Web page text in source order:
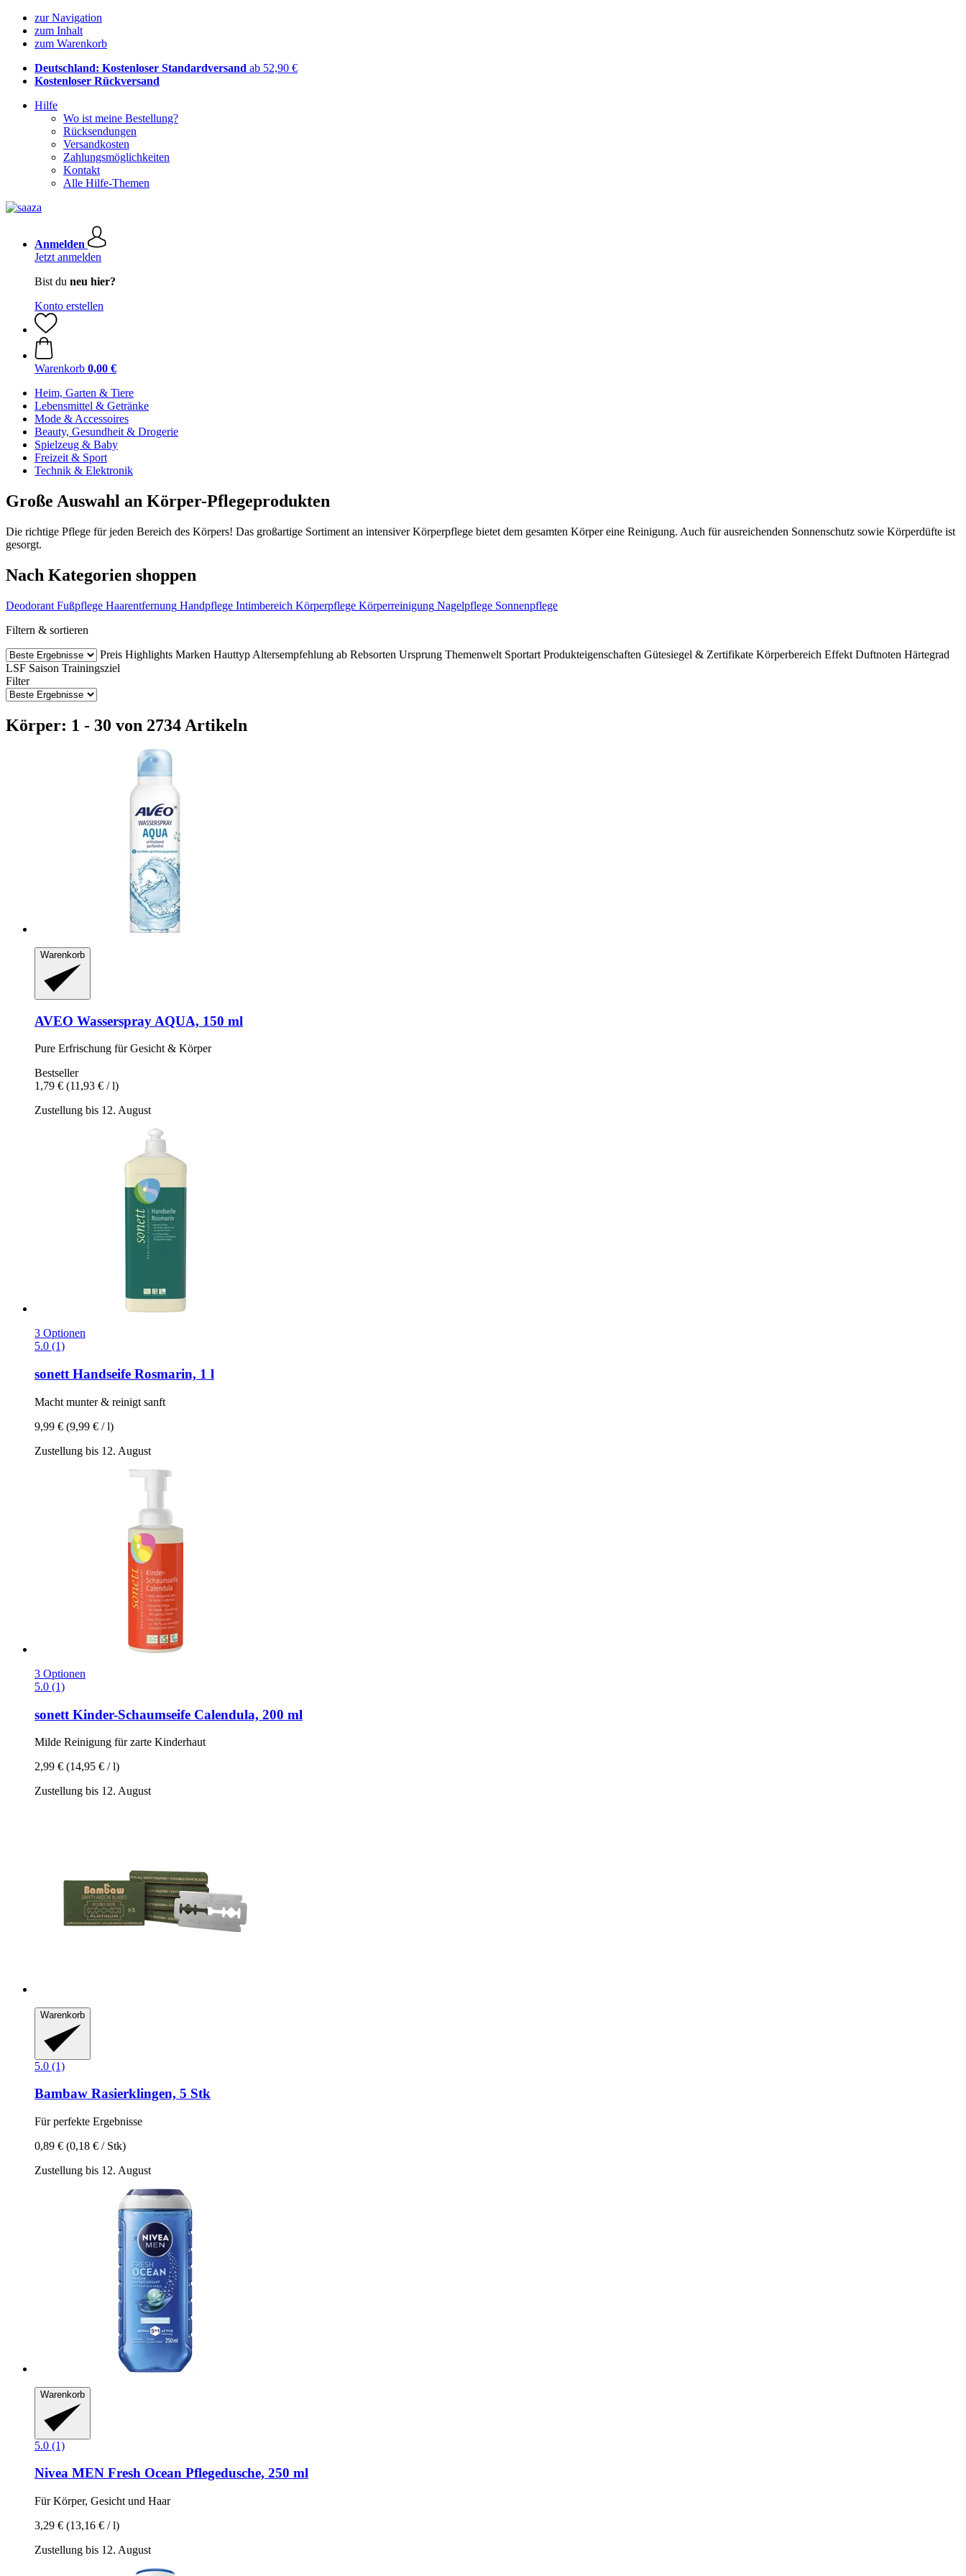
zur Navigation
zum Inhalt
zum Warenkorb
Deutschland: Kostenloser Standardversand ab 52,90 €
Kostenloser Rückversand
Hilfe
Wo ist meine Bestellung?
Rücksendungen
Versandkosten
Zahlungsmöglichkeiten
Kontakt
Alle Hilfe-Themen
Anmelden
Jetzt anmelden
Bist du neu hier?
Konto erstellen
Warenkorb 0,00 €
Heim, Garten & Tiere
Lebensmittel & Getränke
Mode & Accessoires
Beauty, Gesundheit & Drogerie
Spielzeug & Baby
Freizeit & Sport
Technik & Elektronik
Große Auswahl an Körper-Pflegeprodukten
Die richtige Pflege für jeden Bereich des Körpers! Das großartige Sortiment an intensiver Körperpflege bietet dem gesamten Körper eine Reinigung. Auch für ausreichenden Sonnenschutz sowie Körperdüfte ist
gesorgt.
Nach Kategorien shoppen
Deodorant Fußpflege Haarentfernung Handpflege Intimbereich Körperpflege Körperreinigung Nagelpflege Sonnenpflege
Filtern & sortieren
Preis Highlights Marken Hauttyp Altersempfehlung ab Rebsorten Ursprung Themenwelt Sportart Produkteigenschaften Gütesiegel & Zertifikate Körperbereich Effekt Duftnoten Härtegrad
LSF Saison Trainingsziel
Filter
Körper: 1 - 30 von 2734 Artikeln
Warenkorb
AVEO Wasserspray AQUA, 150 ml
Pure Erfrischung für Gesicht & Körper
Bestseller
1,79 € (11,93 € / l)
Zustellung bis 12. August
3 Optionen
5.0 (1)
sonett Handseife Rosmarin, 1 l
Macht munter & reinigt sanft
9,99 € (9,99 € / l)
Zustellung bis 12. August
3 Optionen
5.0 (1)
sonett Kinder-​Schaumseife Calendula, 200 ml
Milde Reinigung für zarte Kinderhaut
2,99 € (14,95 € / l)
Zustellung bis 12. August
Warenkorb
5.0 (1)
Bambaw Rasierklingen, 5 Stk
Für perfekte Ergebnisse
0,89 € (0,18 € / Stk)
Zustellung bis 12. August
Warenkorb
5.0 (1)
Nivea MEN Fresh Ocean Pflegedusche, 250 ml
Für Körper, Gesicht und Haar
3,29 € (13,16 € / l)
Zustellung bis 12. August